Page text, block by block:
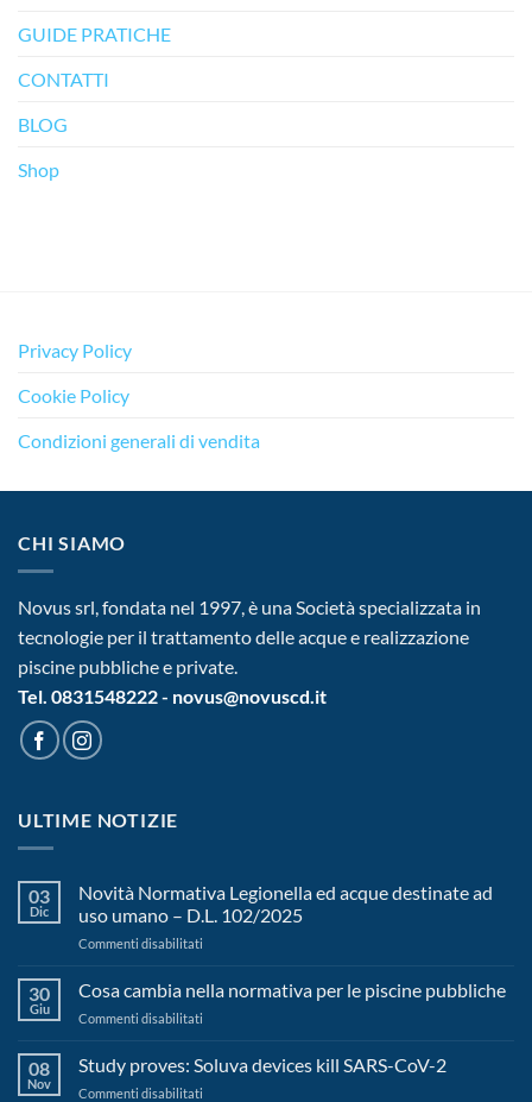
GUIDE PRATICHE
CONTATTI
BLOG
Shop
Privacy Policy
Cookie Policy
Condizioni generali di vendita
CHI SIAMO
Novus srl, fondata nel 1997, è una Società specializzata in
tecnologie per il trattamento delle acque e realizzazione
piscine pubbliche e private.
Tel. 0831548222 - novus@novuscd.it
ULTIME NOTIZIE
03
Dic
Novità Normativa Legionella ed acque destinate ad
uso umano – D.L. 102/2025
Commenti disabilitati
Normativa
destinate
30
Giu
Cosa cambia nella normativa per le piscine pubbliche
Commenti disabilitati
cambia
08
Nov
Study proves: Soluva devices kill SARS-CoV-2
Commenti disabilitati